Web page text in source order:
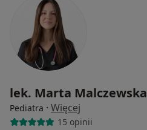
lek. Marta Malczewska
Pediatra · Więcej
15 opinii